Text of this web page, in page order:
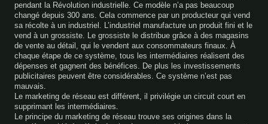
pendant la Révolution industrielle. Ce modèle n’a pas beaucoup
changé depuis 300 ans. Cela commence par un producteur qui vend
sa récolte à un industriel. L’industriel manufacture un produit fini et le
vend à un grossiste. Le grossiste le distribue grâce à des magasins
de vente au détail, qui le vendent aux consommateurs finaux. À
chaque étape de ce système, tous les intermédiaires réalisent des
dépenses et gagnent des bénéfices. De plus les investissements
publicitaires peuvent être considérables. Ce système n’est pas
mauvais.
Le marketing de réseau est différent, il privilégie un circuit court en
supprimant les intermédiaires.
Le principe du marketing de réseau trouve ses origines dans la